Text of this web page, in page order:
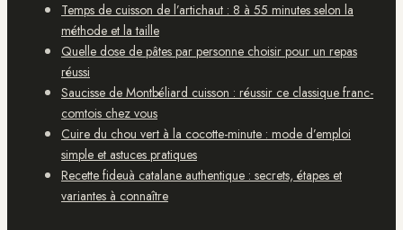
Temps de cuisson de l’artichaut : 8 à 55 minutes selon la
méthode et la taille
Quelle dose de pâtes par personne choisir pour un repas
réussi
Saucisse de Montbéliard cuisson : réussir ce classique franc-
comtois chez vous
Cuire du chou vert à la cocotte-minute : mode d’emploi
simple et astuces pratiques
Recette fideuà catalane authentique : secrets, étapes et
variantes à connaître